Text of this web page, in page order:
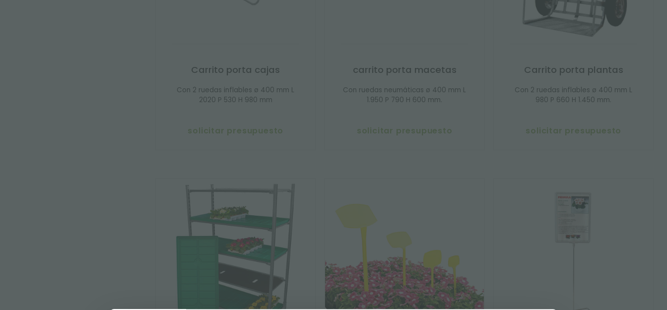
Carrito porta cajas
Con 2 ruedas inflables ø 400 mm L
2020 P 530 H 980 mm
solicitar presupuesto
carrito porta macetas
Con ruedas neumáticas ø 400 mm L
1.950 P 790 H 600 mm.
solicitar presupuesto
Carrito porta plantas
Con 2 ruedas inflables ø 400 mm L
980 P 660 H 1.450 mm.
solicitar presupuesto